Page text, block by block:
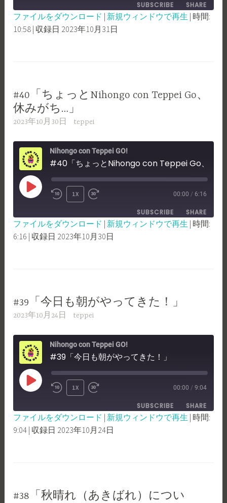
10
SECONDS
FORWARD
30
SUBSCRIBE SHARE
SHARE
ファイルをダウンロード | 新規ウィンドウで再生 | 時間:
10:58 | 収録日 2023年10月31日
#40「ちょっとNihongo con Teppei Go、
休みがち…」
2023年10月30日 teppei
Nihongo con Teppei GO!
PLAY
REWIND
10
SECONDS
1X
FAST
FORWARD
30
00:00 / 6:16
SUBSCRIBE SHARE
SHARE
ファイルをダウンロード | 新規ウィンドウで再生 | 時間:
6:16 | 収録日 2023年10月30日
#39「今日も朝がやってきた！」
2023年10月24日 teppei
Nihongo con Teppei GO!
#39「今日も朝がやってきた！」
PLAY
REWIND
10
SECONDS
1X
FAST
FORWARD
30
00:00 / 9:04
SUBSCRIBE SHARE
SHARE
ファイルをダウンロード | 新規ウィンドウで再生 | 時間:
9:04 | 収録日 2023年10月24日
#38「秋晴れ（あきばれ）につい